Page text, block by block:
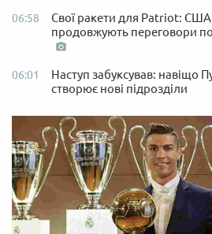
06:58
Свої ракети для Patriot: США
продовжують переговори
06:01
Наступ забуксував: навіщо
створює нові підрозділи